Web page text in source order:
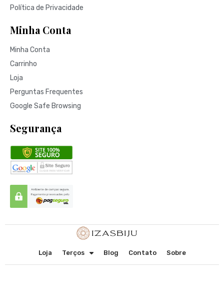
Política de Privacidade
Minha Conta
Minha Conta
Carrinho
Loja
Perguntas Frequentes
Google Safe Browsing
Segurança
Loja Terços Blog Contato Sobre